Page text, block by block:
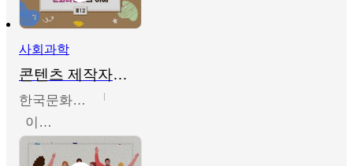
사회과학
콘텐츠 제작자를 위한 문화다양성의 이해
한국문화예술교육진흥원
이성민